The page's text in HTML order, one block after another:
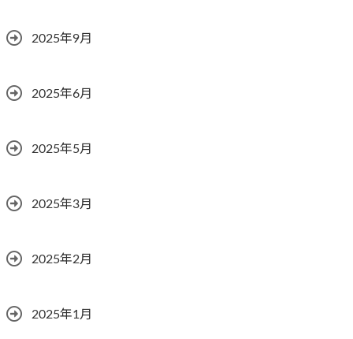
2025年9月
2025年6月
2025年5月
2025年3月
2025年2月
2025年1月